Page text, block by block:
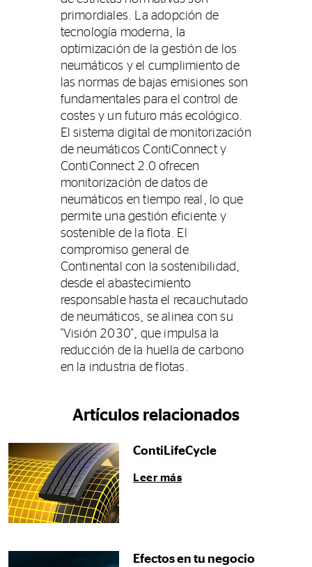
primordiales. La adopción de
tecnología moderna, la
optimización de la gestión de los
neumáticos y el cumplimiento de
las normas de bajas emisiones son
fundamentales para el control de
costes y un futuro más ecológico.
El sistema digital de monitorización
de neumáticos ContiConnect y
ContiConnect 2.0 ofrecen
monitorización de datos de
neumáticos en tiempo real, lo que
permite una gestión eficiente y
sostenible de la flota. El
compromiso general de
Continental con la sostenibilidad,
desde el abastecimiento
responsable hasta el recauchutado
de neumáticos, se alinea con su
"Visión 2030", que impulsa la
reducción de la huella de carbono
en la industria de flotas.
Artículos relacionados
ContiLifeCycle
Leer más
Efectos en tu negocio